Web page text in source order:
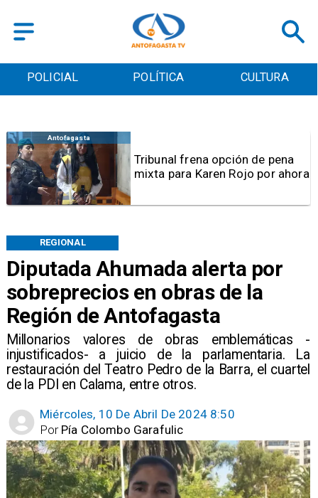
POLICIAL POLÍTICA CULTURA
Diputada Ahumada alerta por
sobreprecios en obras de la
Región de Antofagasta
Millonarios valores de obras emblemáticas -
injustificados- a juicio de la parlamentaria. La
restauración del Teatro Pedro de la Barra, el cuartel
de la PDI en Calama, entre otros.
REGIONAL
Miércoles, 10 De Abril De 2024 8:50
Pía Colombo Garafulic
Por
Antofagasta
Tribunal frena opción de pena
mixta para Karen Rojo por ahora